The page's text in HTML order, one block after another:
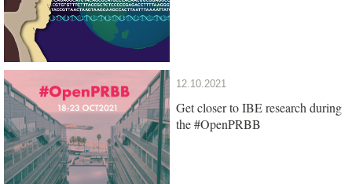
12.10.2021
Get closer to IBE research during
the #OpenPRBB